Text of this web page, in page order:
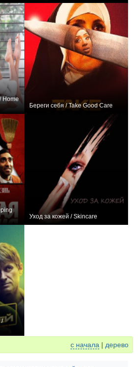
Home
Береги себя / Take Good Care
Уход за кожей / Skincare
/
с начала | дерево